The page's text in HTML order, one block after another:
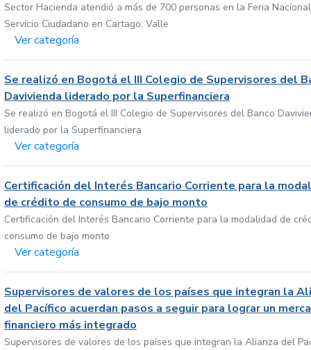
Sector Hacienda atendió a más de 700 personas en la Feria
Servicio Ciudadano en Cartago, Valle
Ver categoría
Se realizó en Bogotá el III Colegio de Supervisores del
Davivienda liderado por la Superfinanciera
Se realizó en Bogotá el III Colegio de Supervisores del Banco
liderado por la Superfinanciera
Ver categoría
Certificación del Interés Bancario Corriente para la
de crédito de consumo de bajo monto
Certificación del Interés Bancario Corriente para la modalidad de
consumo de bajo monto
Ver categoría
Supervisores de valores de los países que integran la
del Pacífico acuerdan pasos a seguir para lograr un
financiero más integrado
Supervisores de valores de los países que integran la Alianza del